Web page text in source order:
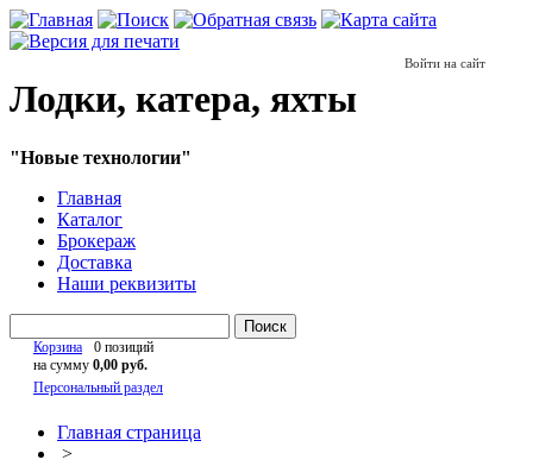
Войти на сайт
Лодки, катера, яхты
"Новые технологии"
Главная
Каталог
Брокераж
Доставка
Наши реквизиты
Поиск
Корзина
0 позиций
на сумму 0,00 руб.
Персональный раздел
Главная страница
>